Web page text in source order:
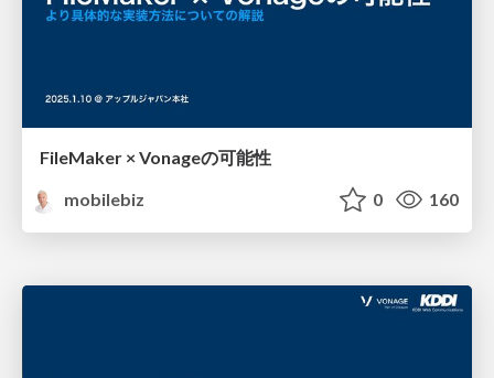
FileMaker × Vonageの可能性
mobilebiz
0 160